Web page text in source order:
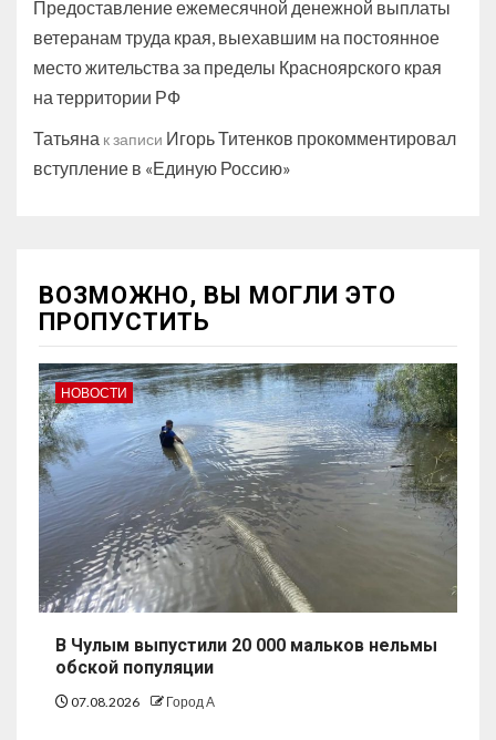
Предоставление ежемесячной денежной выплаты
ветеранам труда края, выехавшим на постоянное
место жительства за пределы Красноярского края
на территории РФ
Татьяна к записи Игорь Титенков прокомментировал
вступление в «Единую Россию»
ВОЗМОЖНО, ВЫ МОГЛИ ЭТО
ПРОПУСТИТЬ
НОВОСТИ
В Чулым выпустили 20 000 мальков нельмы
обской популяции
07.08.2026 Город А